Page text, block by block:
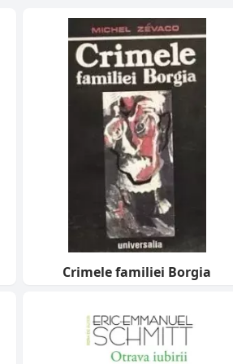
Crimele familiei Borgia